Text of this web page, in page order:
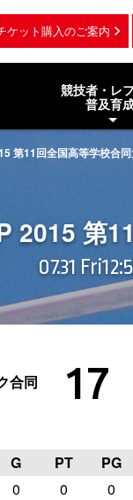
ケット購入のご案内
競技者・レ
普及育
第11回全国高等学校合
2015 第
07.31 Fri
合同 17
G PT PG
0 0 0